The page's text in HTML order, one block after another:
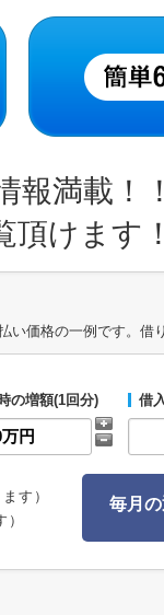
報満載！！
頂けます！
い価格の一例です。借
の増額(1回分) 借
す）
毎月